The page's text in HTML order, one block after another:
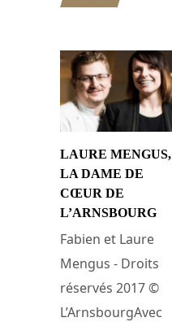
LAURE MENGUS,
LA DAME DE
CŒUR DE
L’ARNSBOURG
Fabien et Laure
Mengus - Droits
réservés 2017 ©
L’ArnsbourgAvec